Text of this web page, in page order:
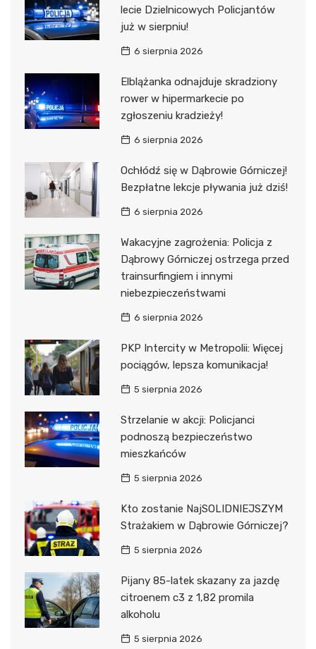
lecie Dzielnicowych Policjantów
już w sierpniu!
6 sierpnia 2026
Elblążanka odnajduje skradziony
rower w hipermarkecie po
zgłoszeniu kradzieży!
6 sierpnia 2026
Ochłódź się w Dąbrowie Górniczej!
Bezpłatne lekcje pływania już dziś!
6 sierpnia 2026
Wakacyjne zagrożenia: Policja z
Dąbrowy Górniczej ostrzega przed
trainsurfingiem i innymi
niebezpieczeństwami
6 sierpnia 2026
PKP Intercity w Metropolii: Więcej
pociągów, lepsza komunikacja!
5 sierpnia 2026
Strzelanie w akcji: Policjanci
podnoszą bezpieczeństwo
mieszkańców
5 sierpnia 2026
Kto zostanie NajSOLIDNIEJSZYM
Strażakiem w Dąbrowie Górniczej?
5 sierpnia 2026
Pijany 85-latek skazany za jazdę
citroenem c3 z 1,82 promila
alkoholu
5 sierpnia 2026